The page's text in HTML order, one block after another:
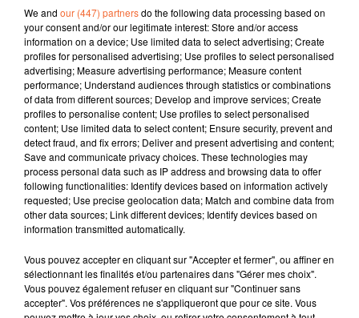
Patrice Bémanangy
L'info près de chez vous.
Coralie Desnoues la présidente du conseil département
vendredi dernier à la Maison Familiale et Rurale Sèvre
Europe de Bressuire à l'occasion de la rentrée scolaire (
photo ).
L'heure de la rentrée aussi pour les municipalités. A
Thouars, le mot d'ordre sera la sobriété à tous les
étages.
Mauléon se lance dans la réalisation du Shéma de
Développement et d’Attractivité de ses sept centre-
bourgs.
Pari tenu pour le loto bouse de Cerizay. Les 2.000
tickets proposés en faveur de l'association " La poule
aux enfants " ont trouvé preneur
Une belle vitrine pour les associations du Grand
We and our (447) partnersdo the following data processing based on
your consent and/or our legitimate interest: Store and/or access
information on a device; Use limited data to select advertising; Create
profiles for personalised advertising; Use profiles to select personalised
advertising; Measure advertising performance; Measure content
performance; Understand audiences through statistics or combinations
of data from different sources; Develop and improve services; Create
profiles to personalise content; Use profiles to select personalised
content; Use limited data to select content; Ensure security, prevent and
detect fraud, and fix errors; Deliver and present advertising and content;
Save and communicate privacy choices. These technologies may
process personal data such as IP address and browsing data to offer
following functionalities: Identify devices based on information actively
requested; Use precise geolocation data; Match and combine data from
other data sources; Link different devices; Identify devices based on
information transmitted automatically.
Vous pouvez accepter en cliquant sur "Accepter et fermer", ou affiner en
sélectionnant les finalités et/ou partenaires dans "Gérer mes choix".
Vous pouvez également refuser en cliquant sur "Continuer sans
accepter". Vos préférences ne s'appliqueront que pour ce site. Vous